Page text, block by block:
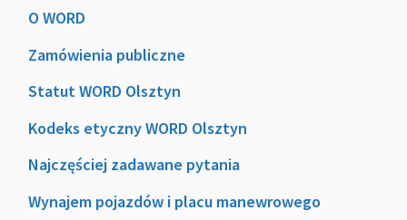
O WORD
Zamówienia publiczne
Statut WORD Olsztyn
Kodeks etyczny WORD Olsztyn
Najczęściej zadawane pytania
Wynajem pojazdów i placu manewrowego